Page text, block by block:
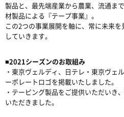
製品と、最先端産業から農業、流通ま
材製品による『テープ事業』。
この2つの事業展開を軸に、常に未来
していきます。
■2021シーズンのお取組み
・東京ヴェルディ、日テレ・東京ヴェ
ーポレートロゴを掲載いたしました。
・テーピング製品をご提供いただいき
いただきました。